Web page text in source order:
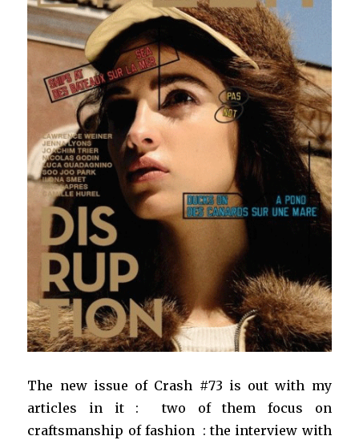
The new issue of Crash #73 is out with my
articles in it : two of them focus on
craftsmanship of fashion : the interview with